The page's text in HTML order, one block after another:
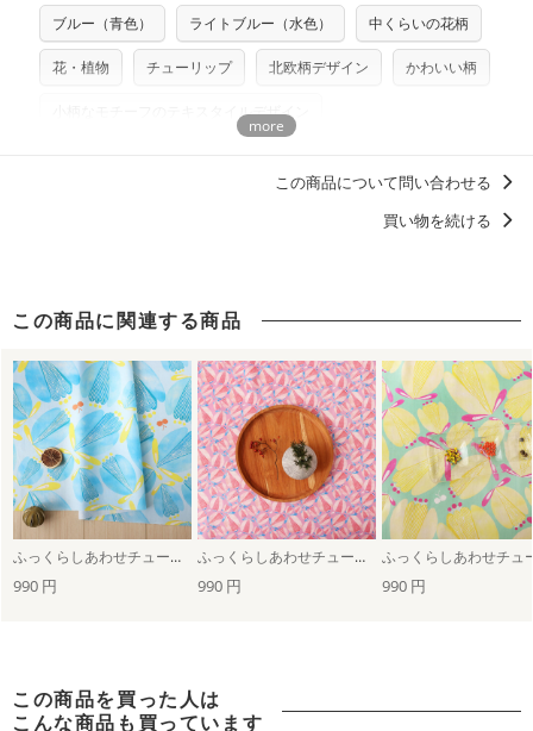
ご記載ください（50cm単位でのカットのみ）
プリント布の仕様についてもっと詳しく見る
※有料型紙（ホームソーイング型紙シリーズ）および柄がえ
らべるキットに付属された型紙は商用利用できませんのでご
注意ください。型紙自体の転用・販売および型紙を使用して
商用利用についての詳細はこちら
ブルー（青色） ライトブルー（水色） 中くらいの花柄
花・植物 チューリップ 北欧柄デザイン かわいい柄
小柄なモチーフのテキスタイルデザイン
浴衣におすすめの柄・デザイン
この商品について問い合わせる
買い物を続ける
この商品に関連する商品
ふっくらしあわせチューリップ（ブルー） ふっくらしあわせチューリップmini（ピンク）
990 円 990 円 990 円
この商品を買った人は
こんな商品も買っています